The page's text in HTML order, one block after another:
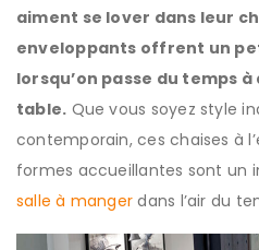
aiment se lover dans leur
enveloppants offrent un
lorsqu’on passe du temps
table. Que vous soyez style
contemporain, ces chaises à
formes accueillantes sont un
salle à manger dans l’air du